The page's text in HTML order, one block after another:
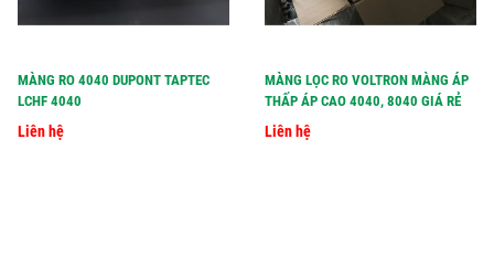
MÀNG RO 4040 DUPONT TAPTEC
LCHF 4040
Liên hệ
MÀNG LỌC RO VOLTRON MÀNG ÁP
THẤP ÁP CAO 4040, 8040 GIÁ RẺ
Liên hệ